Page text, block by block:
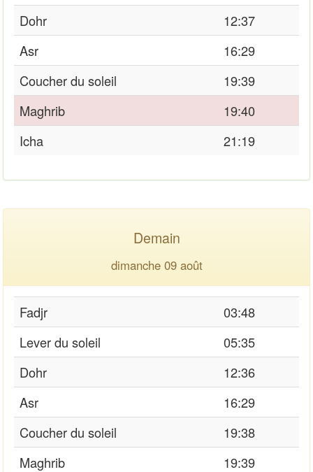
Dohr
12:37
Asr
16:29
Coucher du soleil
19:39
Maghrib
19:40
Icha
21:19
Demain
dimanche 09 août
Fadjr
03:48
Lever du soleil
05:35
Dohr
12:36
Asr
16:29
Coucher du soleil
19:38
Maghrib
19:39